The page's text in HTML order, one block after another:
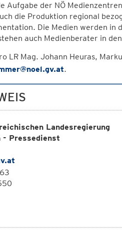
Aufgabe der NÖ
die Produktion regional
Die Medien werden in
auch Medienberater in
LR Mag. Johann Heuras,
.
Landesregierung
- Pressedienst